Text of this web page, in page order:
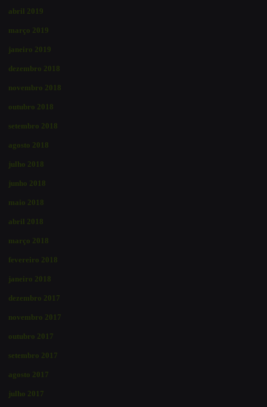
abril 2019
março 2019
janeiro 2019
dezembro 2018
novembro 2018
outubro 2018
setembro 2018
agosto 2018
julho 2018
junho 2018
maio 2018
abril 2018
março 2018
fevereiro 2018
janeiro 2018
dezembro 2017
novembro 2017
outubro 2017
setembro 2017
agosto 2017
julho 2017